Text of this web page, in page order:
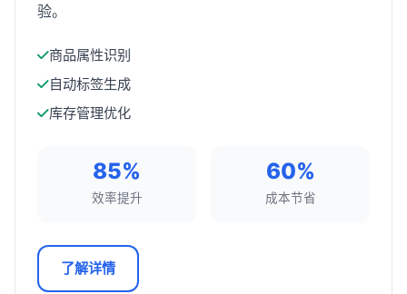
验。
商品属性识别
自动标签生成
库存管理优化
85%
效率提升
60%
成本节省
了解详情